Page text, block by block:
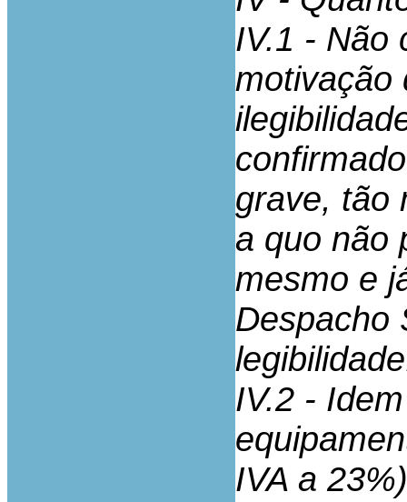
IV.1 - Não
motivação
grave, tão
a quo não
mesmo e
Despacho
IV.2 -
IVA a